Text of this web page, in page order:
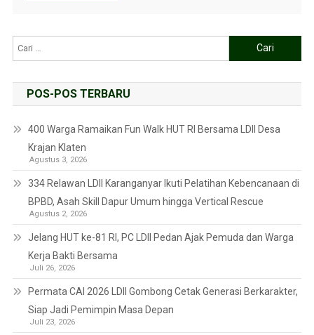
POS-POS TERBARU
400 Warga Ramaikan Fun Walk HUT RI Bersama LDII Desa
Krajan Klaten
Agustus 3, 2026
334 Relawan LDII Karanganyar Ikuti Pelatihan Kebencanaan di
BPBD, Asah Skill Dapur Umum hingga Vertical Rescue
Agustus 2, 2026
Jelang HUT ke-81 RI, PC LDII Pedan Ajak Pemuda dan Warga
Kerja Bakti Bersama
Juli 26, 2026
Permata CAI 2026 LDII Gombong Cetak Generasi Berkarakter,
Siap Jadi Pemimpin Masa Depan
Juli 23, 2026